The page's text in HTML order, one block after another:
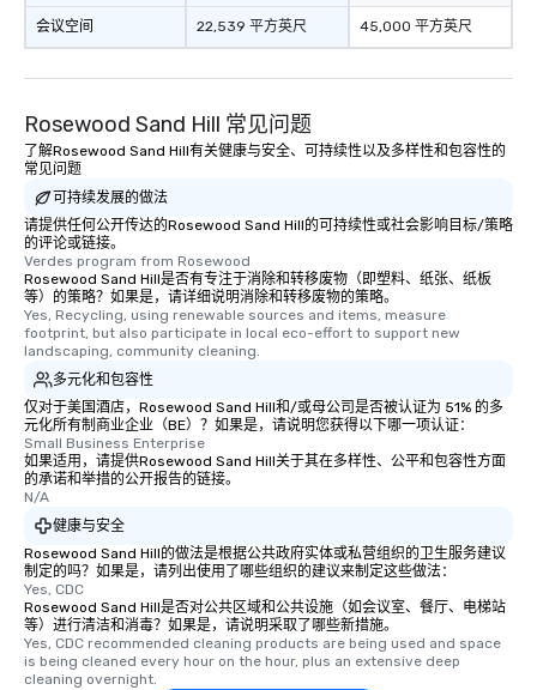
会议空间 22,539 平方英尺 45,000 平方英尺
Rosewood Sand Hill 常见问题
了解Rosewood Sand Hill有关健康与安全、可持续性以及多样性和包容性的
常见问题
可持续发展的做法
请提供任何公开传达的Rosewood Sand Hill的可持续性或社会影响目标/策略
的评论或链接。
Verdes program from Rosewood
Rosewood Sand Hill是否有专注于消除和转移废物（即塑料、纸张、纸板
等）的策略？如果是，请详细说明消除和转移废物的策略。
Yes, Recycling, using renewable sources and items, measure
footprint, but also participate in local eco-effort to support new
landscaping, community cleaning.
多元化和包容性
仅对于美国酒店，Rosewood Sand Hill和/或母公司是否被认证为 51% 的多
元化所有制商业企业（BE）？如果是，请说明您获得以下哪一项认证：
Small Business Enterprise
如果适用，请提供Rosewood Sand Hill关于其在多样性、公平和包容性方面
的承诺和举措的公开报告的链接。
N/A
健康与安全
Rosewood Sand Hill的做法是根据公共政府实体或私营组织的卫生服务建议
制定的吗？如果是，请列出使用了哪些组织的建议来制定这些做法：
Yes, CDC
Rosewood Sand Hill是否对公共区域和公共设施（如会议室、餐厅、电梯站
等）进行清洁和消毒？如果是，请说明采取了哪些新措施。
Yes, CDC recommended cleaning products are being used and space
is being cleaned every hour on the hour, plus an extensive deep
cleaning overnight.